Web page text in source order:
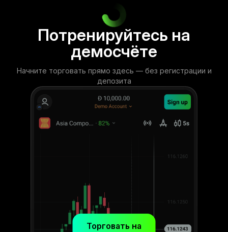
Потренируйтесь на
демосчёте
Начните торговать прямо здесь — без регистрации и
депозита
Торговать на